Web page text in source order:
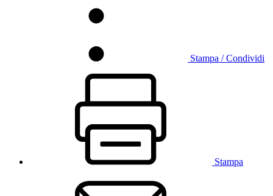
Stampa / Condividi
Stampa